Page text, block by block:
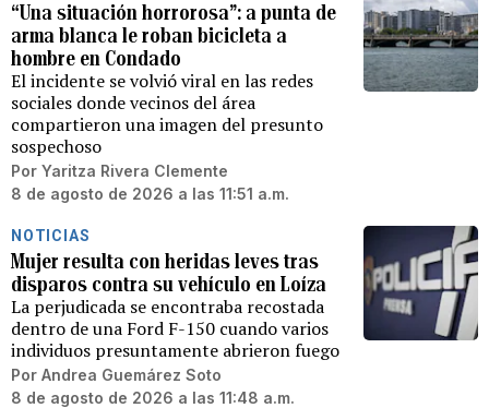
“Una situación horrorosa”: a punta de
arma blanca le roban bicicleta a
hombre en Condado
El incidente se volvió viral en las redes
sociales donde vecinos del área
compartieron una imagen del presunto
sospechoso
Por Yaritza Rivera Clemente
8 de agosto de 2026 a las 11:51 a.m.
NOTICIAS
Mujer resulta con heridas leves tras
disparos contra su vehículo en Loíza
La perjudicada se encontraba recostada
dentro de una Ford F-150 cuando varios
individuos presuntamente abrieron fuego
Por Andrea Guemárez Soto
8 de agosto de 2026 a las 11:48 a.m.